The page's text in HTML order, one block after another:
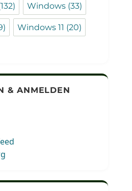
Windows (33)
Windows 11 (20)
& ANMELDEN